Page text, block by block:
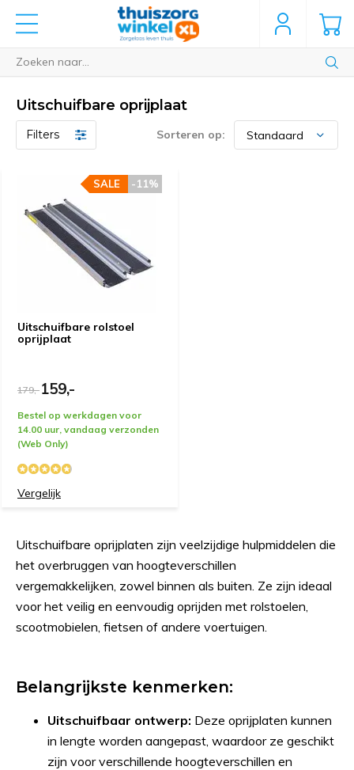
Uitschuifbare oprijplaat
Filters Sorteren op:
Uitschuifbare rolstoel
oprijplaat
-11%
SALE
179,-159,-
Bestel op werkdagen voor
14.00 uur, vandaag verzonden
(Web Only)
Vergelijk
Uitschuifbare oprijplaten zijn veelzijdige hulpmiddelen die
het overbruggen van hoogteverschillen
vergemakkelijken, zowel binnen als buiten. Ze zijn ideaal
voor het veilig en eenvoudig oprijden met rolstoelen,
scootmobielen, fietsen of andere voertuigen.
Belangrijkste kenmerken:
Uitschuifbaar ontwerp: Deze oprijplaten kunnen
in lengte worden aangepast, waardoor ze geschikt
zijn voor verschillende hoogteverschillen en